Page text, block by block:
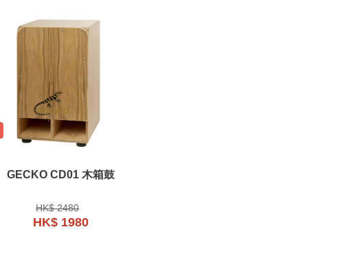
GECKO CD01 木箱鼓
HK$ 2480
HK$ 1980